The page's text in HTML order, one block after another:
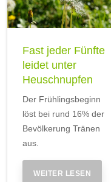
Fast jeder Fünfte
leidet unter
Heuschnupfen
Der Frühlingsbeginn
löst bei rund 16% der
Bevölkerung Tränen
aus.
WEITER LESEN